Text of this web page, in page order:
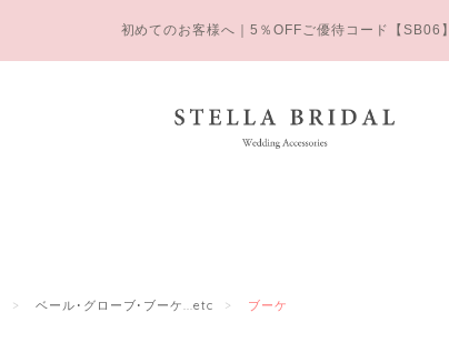
初めてのお客様へ｜5％OFFご優待コード【SB06】
ベール･グローブ･ブーケ...etc ブーケ